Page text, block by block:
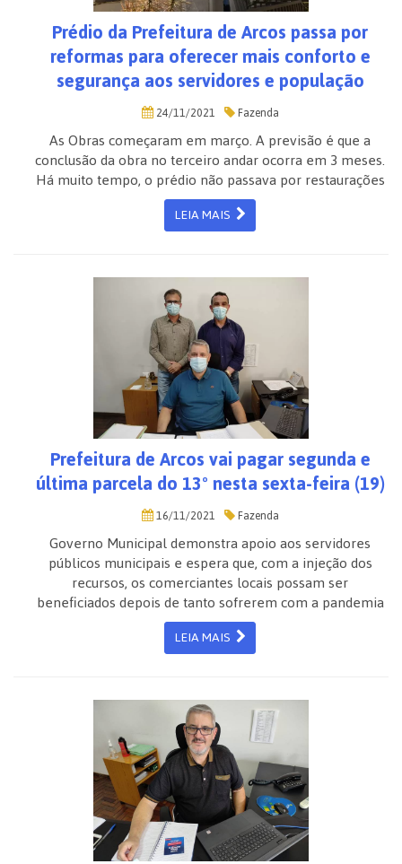
Prédio da Prefeitura de Arcos passa por
reformas para oferecer mais conforto e
segurança aos servidores e população
24/11/2021 Fazenda
As Obras começaram em março. A previsão é que a
conclusão da obra no terceiro andar ocorra em 3 meses.
Há muito tempo, o prédio não passava por restaurações
LEIA MAIS
Prefeitura de Arcos vai pagar segunda e
última parcela do 13º nesta sexta-feira (19)
16/11/2021 Fazenda
Governo Municipal demonstra apoio aos servidores
públicos municipais e espera que, com a injeção dos
recursos, os comerciantes locais possam ser
beneficiados depois de tanto sofrerem com a pandemia
LEIA MAIS